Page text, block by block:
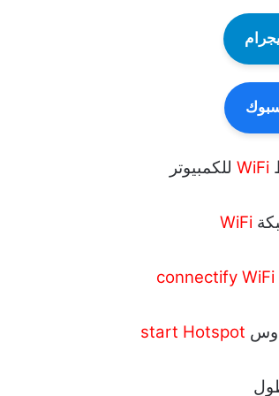
WiFi للكمبيوتر
WiFi
connectify
start Hotspot